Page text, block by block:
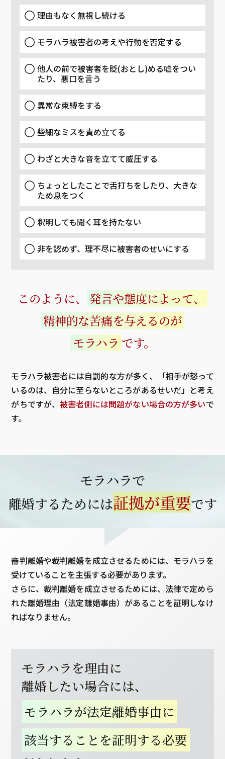
理由もなく無視し続ける
モラハラ被害者の考えや行動を否定する
他人の前で被害者を貶(おとし)める嘘をつい
たり、悪口を言う
異常な束縛をする
些細なミスを責め立てる
わざと大きな音を立てて威圧する
ちょっとしたことで舌打ちをしたり、大きな
ため息をつく
釈明しても聞く耳を持たない
非を認めず、理不尽に被害者のせいにする
このように、
発言や態度によって、
精神的な苦痛を与えるのが
モラハラ です。
モラハラ被害者には自罰的な方が多く、「相手が怒って
いるのは、自分に至らないところがあるせいだ」と考え
がちですが、被害者側には問題がない場合の方が多いで
す。
モラハラで
離婚するためには証拠が重要です
審判離婚や裁判離婚を成立させるためには、モラハラを
受けていることを主張する必要があります。
さらに、裁判離婚を成立させるためには、法律で定めら
れた離婚理由（法定離婚事由）があることを証明しなけ
ればなりません。
モラハラを理由に
離婚したい場合には、
モラハラが法定離婚事由に
該当することを証明する必要